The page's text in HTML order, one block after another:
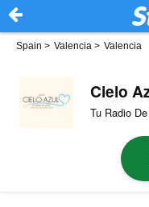
Spain > Valencia > Valencia
Cielo
Tu Radio